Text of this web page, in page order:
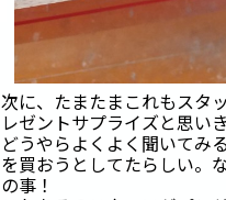
次に、たまたまこれもスタ
レゼントサプライズと思い
どうやらよくよく聞いてみ
を買おうとしてたらしい。
の事！